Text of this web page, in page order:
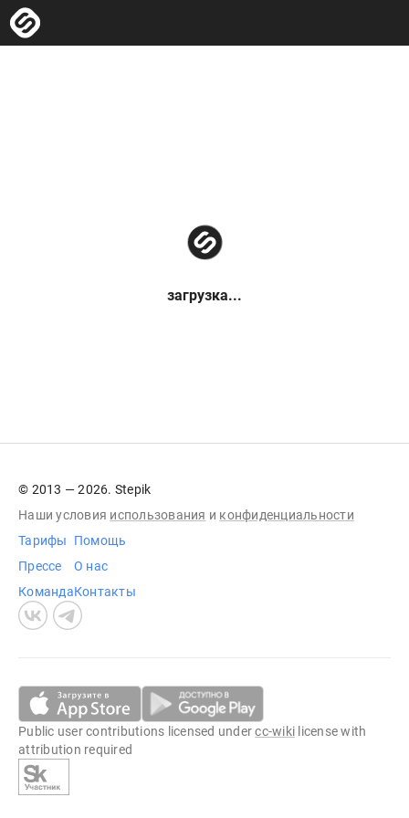
загрузка...
© 2013 — 2026. Stepik
Наши условия использования и конфиденциальности
Тарифы
Прессе
Команда
Помощь
О нас
Контакты
Public user contributions licensed undercc-wiki license with
attribution required